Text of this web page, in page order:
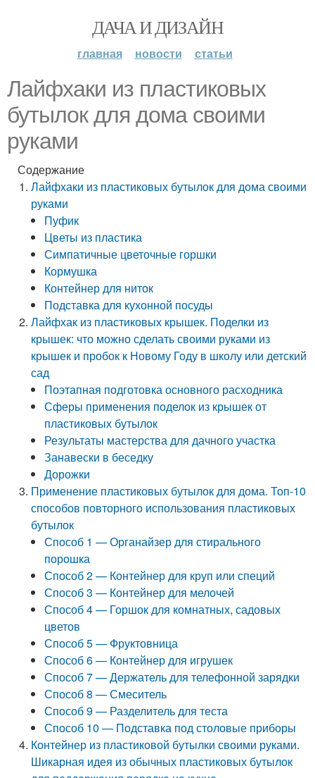
ДАЧА И ДИЗАЙН
главная новости статьи
Лайфхаки из пластиковых
бутылок для дома своими
руками
Содержание
Лайфхаки из пластиковых бутылок для дома своими
руками
Пуфик
Цветы из пластика
Симпатичные цветочные горшки
Кормушка
Контейнер для ниток
Подставка для кухонной посуды
Лайфхак из пластиковых крышек. Поделки из
крышек: что можно сделать своими руками из
крышек и пробок к Новому Году в школу или детский
сад
Поэтапная подготовка основного расходника
Сферы применения поделок из крышек от
пластиковых бутылок
Результаты мастерства для дачного участка
Занавески в беседку
Дорожки
Применение пластиковых бутылок для дома. Топ-10
способов повторного использования пластиковых
бутылок
Способ 1 — Органайзер для стирального
порошка
Способ 2 — Контейнер для круп или специй
Способ 3 — Контейнер для мелочей
Способ 4 — Горшок для комнатных, садовых
цветов
Способ 5 — Фруктовница
Способ 6 — Контейнер для игрушек
Способ 7 — Держатель для телефонной зарядки
Способ 8 — Смеситель
Способ 9 — Разделитель для теста
Способ 10 — Подставка под столовые приборы
Контейнер из пластиковой бутылки своими руками.
Шикарная идея из обычных пластиковых бутылок